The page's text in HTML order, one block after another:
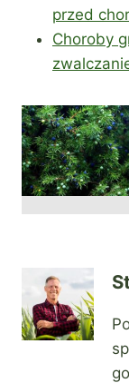
przed
Choroby